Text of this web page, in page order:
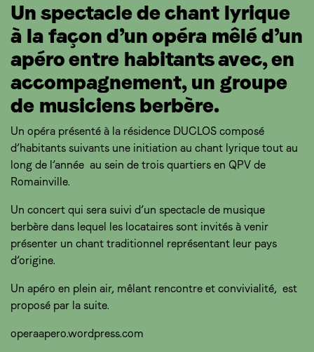
Un spectacle de chant lyrique
à la façon d’un opéra mêlé d’un
apéro entre habitants avec, en
accompagnement, un groupe
de musiciens berbère.
Un opéra présenté à la résidence DUCLOS composé
d’habitants suivants une initiation au chant lyrique tout au
long de l’année au sein de trois quartiers en QPV de
Romainville.
Un concert qui sera suivi d’un spectacle de musique
berbère dans lequel les locataires sont invités à venir
présenter un chant traditionnel représentant leur pays
d’origine.
Un apéro en plein air, mêlant rencontre et convivialité, est
proposé par la suite.
operaapero.wordpress.com